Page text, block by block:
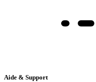
Aide & Support